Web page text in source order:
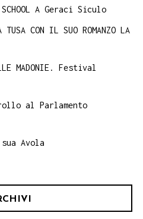
SCHOOL A Geraci Siculo
CON IL SUO ROMANZO LA
MADONIE. Festival
al Parlamento
Avola